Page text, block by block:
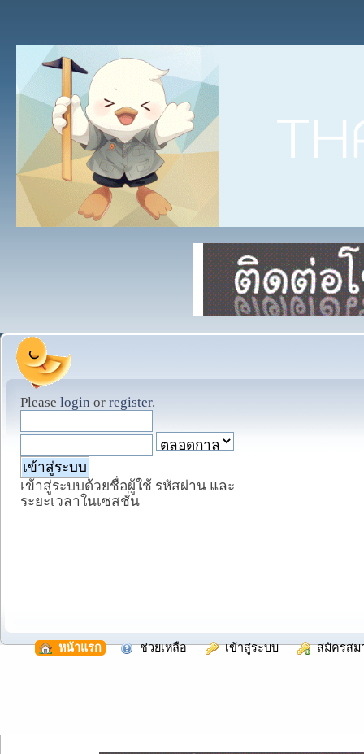
Please login or register.
เข้าสู่ระบบด้วยชื่อผู้ใช้ รหัสผ่าน และ
ระยะเวลาในเซสชั่น
หน้าแรก ช่วยเหลือ เข้าสู่ระบบ สมัครสม